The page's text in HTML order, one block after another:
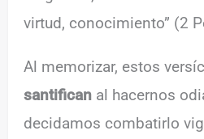
virtud, conocimiento” (2
Al memorizar, estos
santifican al hacernos
decidamos combatirlo